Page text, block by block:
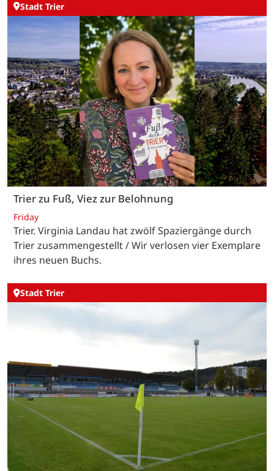
Stadt Trier
Trier zu Fuß, Viez zur Belohnung
Friday
Trier. Virginia Landau hat zwölf Spaziergänge durch
Trier zusammengestellt / Wir verlosen vier Exemplare
ihres neuen Buchs.
Stadt Trier